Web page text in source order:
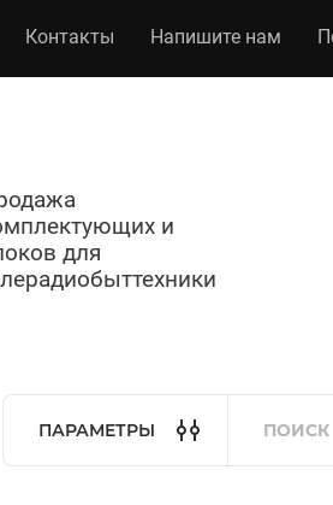
Контакты Напишите нам
и
для
ПАРАМЕТРЫ